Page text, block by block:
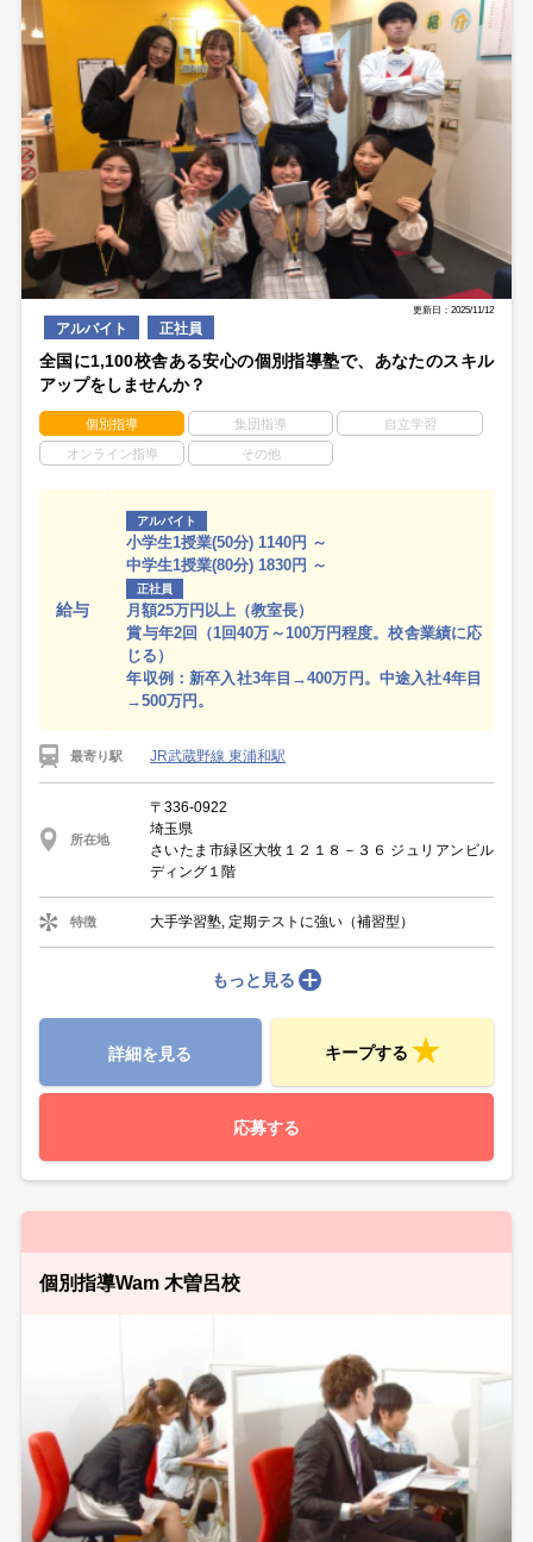
更新日：2025/11/12
アルバイト 正社員
全国に1,100校舎ある安心の個別指導塾で、あなたのスキル
アップをしませんか？
個別指導 集団指導 自立学習
オンライン指導 その他
給与
アルバイト
小学生1授業(50分) 1140円 ～
中学生1授業(80分) 1830円 ～
正社員
月額25万円以上（教室長）
賞与年2回（1回40万～100万円程度。校舎業績に応
じる）
年収例：新卒入社3年目→400万円。中途入社4年目
→500万円。
最寄り駅 JR武蔵野線 東浦和駅
所在地
〒336-0922
埼玉県
さいたま市緑区大牧１２１８－３６ ジュリアンビル
ディング１階
特徴 大手学習塾, 定期テストに強い（補習型）
もっと見る
詳細を見る キープする
応募する
個別指導Wam 木曽呂校